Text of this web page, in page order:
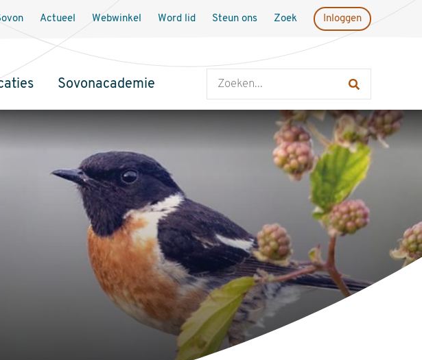
Sovonacademie
Actueel Webwinkel Word lid Steun ons Zoek Inloggen